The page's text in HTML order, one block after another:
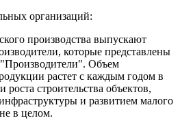
организаций:
производства выпускают
которые представлены
"Производители". Объем
растет с каждым годом в
строительства объектов,
и развитием малого
в целом.